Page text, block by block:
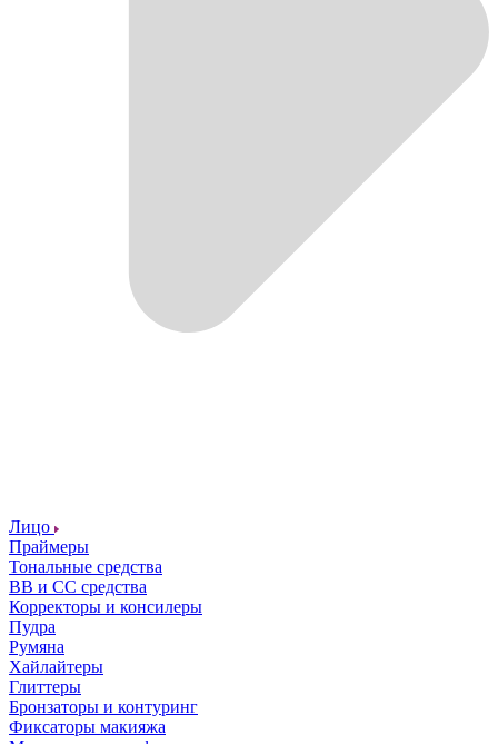
Лицо
Праймеры
Тональные средства
ВВ и СС средства
Корректоры и консилеры
Пудра
Румяна
Хайлайтеры
Глиттеры
Бронзаторы и контуринг
Фиксаторы макияжа